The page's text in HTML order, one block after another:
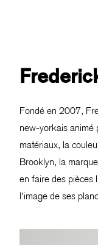
Fondé en 2007,
new-yorkais animé
matériaux, la
Brooklyn, la
en faire des pièces
l’image de ses